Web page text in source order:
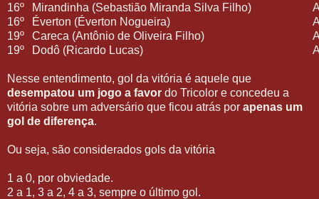
16º
Mirandinha (Sebastião Miranda Silva Filho)
16º
Éverton (Éverton Nogueira)
19º
Careca (Antônio de Oliveira Filho)
19º
Dodô (Ricardo Lucas)
Nesse entendimento, gol da vitória é aquele que
desempatou um jogo a favor do Tricolor e concedeu a
vitória sobre um adversário que ficou atrás por apenas um
gol de diferença.
Ou seja, são considerados gols da vitória
1 a 0, por obviedade.
2 a 1, 3 a 2, 4 a 3, sempre o último gol.